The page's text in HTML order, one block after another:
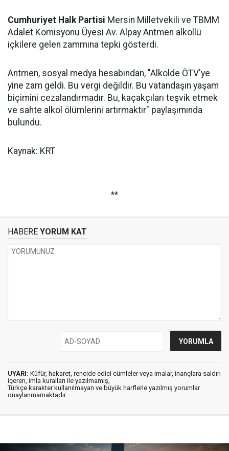
Cumhuriyet Halk Partisi Mersin Milletvekili ve TBMM
Adalet Komisyonu Üyesi Av. Alpay Antmen alkollü
içkilere gelen zammına tepki gösterdi.
Antmen, sosyal medya hesabından, "Alkolde ÖTV'ye
yine zam geldi. Bu vergi değildir. Bu vatandaşın yaşam
biçimini cezalandırmadır. Bu, kaçakçıları teşvik etmek
ve sahte alkol ölümlerini artırmaktır" paylaşımında
bulundu.
Kaynak: KRT
**
HABERE YORUM KAT
UYARI: Küfür, hakaret, rencide edici cümleler veya imalar, inançlara saldırı
içeren, imla kuralları ile yazılmamış,
Türkçe karakter kullanılmayan ve büyük harflerle yazılmış yorumlar
onaylanmamaktadır.